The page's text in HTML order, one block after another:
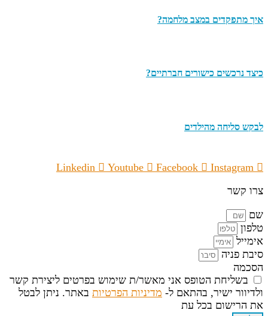
איך מתפקדים במצב מלחמה?
כיצד נרכשים כישורים חברתיים?
לבקש סליחה מהילדים
Linkedin Youtube Facebook
Instagram
צרו קשר
שם
טלפון
אימייל
סיבת פניה
הסכמה
בשליחת הטופס אני מאשר/ת שימוש בפרטים ליצירת קשר
ולדיוור ישיר, בהתאם ל- מדיניות הפרטיות באתר. ניתן לבטל
את הרישום בכל עת